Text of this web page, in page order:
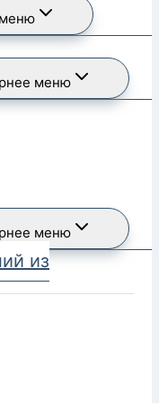
меню
меню
из